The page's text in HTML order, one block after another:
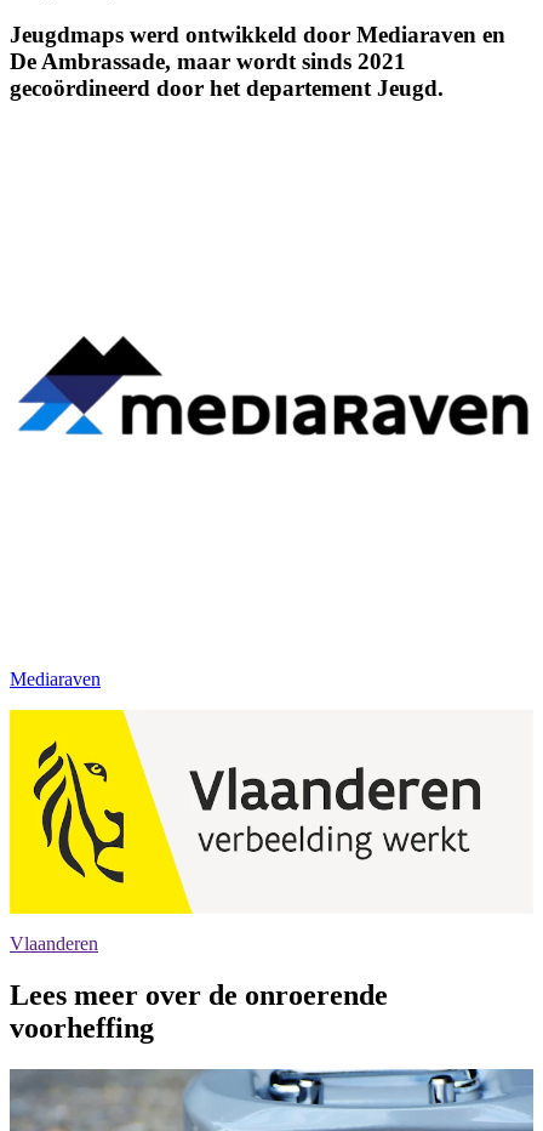
Jeugdmaps werd ontwikkeld door Mediaraven en
De Ambrassade, maar wordt sinds 2021
gecoördineerd door het departement Jeugd.
Mediaraven
Vlaanderen
Lees meer over de onroerende
voorheffing